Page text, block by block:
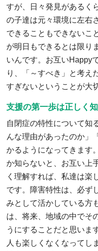
すが、日々発見があるく
の子達は元々環境に左右
できることもできないこ
が明日もできるとは限り
いんです。お互いHappy
り、「～すべき」と考え
すぎないということが大
支援の第一歩は正しく
自閉症の特性について知
んな理由があったのか」
かるようになってきます
か知らないと、お互い上
く理解すれば、私達は楽
です。障害特性は、必ず
みとして活かしている方
は、将来、地域の中でそ
うにすることだと思いま
人も楽しくなくなってし